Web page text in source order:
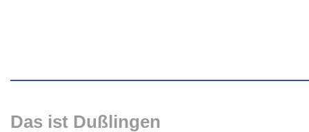
Das ist Dußlingen